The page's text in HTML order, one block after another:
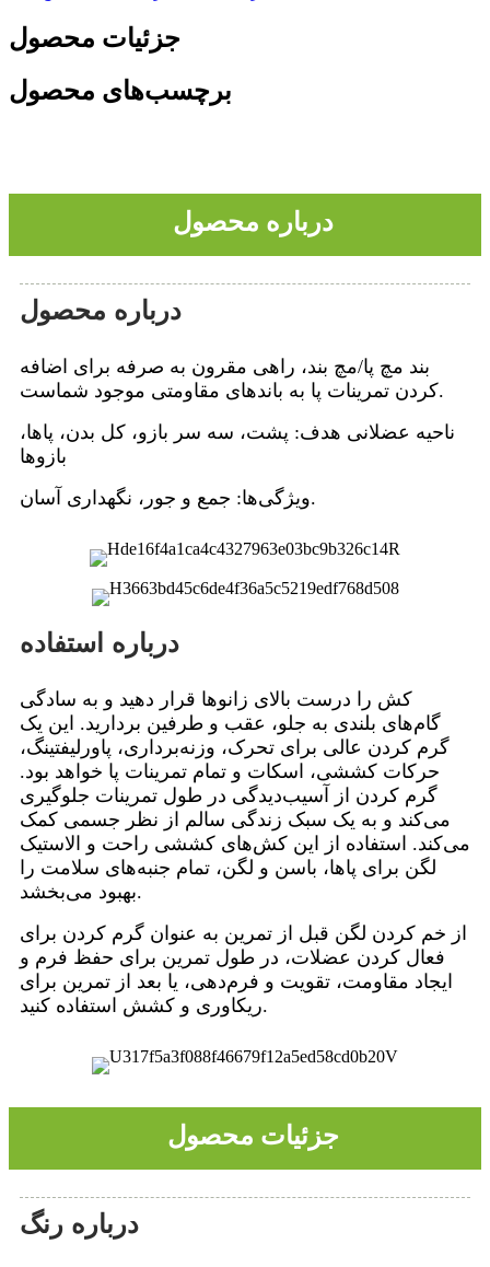
جزئیات محصول
برچسب‌های محصول
درباره محصول
درباره محصول
بند مچ پا/مچ بند، راهی مقرون به صرفه برای اضافه
کردن تمرینات پا به باندهای مقاومتی موجود شماست.
ناحیه عضلانی هدف: پشت، سه سر بازو، کل بدن، پاها،
بازوها
ویژگی‌ها: جمع و جور، نگهداری آسان.
درباره استفاده
کش را درست بالای زانوها قرار دهید و به سادگی
گام‌های بلندی به جلو، عقب و طرفین بردارید. این یک
گرم کردن عالی برای تحرک، وزنه‌برداری، پاورلیفتینگ،
حرکات کششی، اسکات و تمام تمرینات پا خواهد بود.
گرم کردن از آسیب‌دیدگی در طول تمرینات جلوگیری
می‌کند و به یک سبک زندگی سالم از نظر جسمی کمک
می‌کند. استفاده از این کش‌های کششی راحت و الاستیک
لگن برای پاها، باسن و لگن، تمام جنبه‌های سلامت را
بهبود می‌بخشد.
از خم کردن لگن قبل از تمرین به عنوان گرم کردن برای
فعال کردن عضلات، در طول تمرین برای حفظ فرم و
ایجاد مقاومت، تقویت و فرم‌دهی، یا بعد از تمرین برای
ریکاوری و کشش استفاده کنید.
جزئیات محصول
درباره رنگ